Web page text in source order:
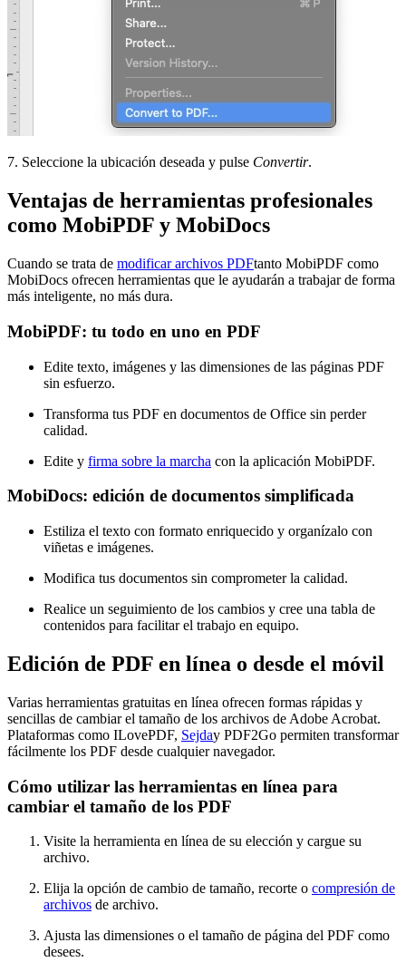
7. Seleccione la ubicación deseada y pulse Convertir.
Ventajas de herramientas profesionales
como MobiPDF y MobiDocs
Cuando se trata de modificar archivos PDFtanto MobiPDF como
MobiDocs ofrecen herramientas que le ayudarán a trabajar de forma
más inteligente, no más dura.
MobiPDF: tu todo en uno en PDF
Edite texto, imágenes y las dimensiones de las páginas PDF
sin esfuerzo.
Transforma tus PDF en documentos de Office sin perder
calidad.
Edite y firma sobre la marcha con la aplicación MobiPDF.
MobiDocs: edición de documentos simplificada
Estiliza el texto con formato enriquecido y organízalo con
viñetas e imágenes.
Modifica tus documentos sin comprometer la calidad.
Realice un seguimiento de los cambios y cree una tabla de
contenidos para facilitar el trabajo en equipo.
Edición de PDF en línea o desde el móvil
Varias herramientas gratuitas en línea ofrecen formas rápidas y
sencillas de cambiar el tamaño de los archivos de Adobe Acrobat.
Plataformas como ILovePDF, Sejday PDF2Go permiten transformar
fácilmente los PDF desde cualquier navegador.
Cómo utilizar las herramientas en línea para
cambiar el tamaño de los PDF
Visite la herramienta en línea de su elección y cargue su
archivo.
Elija la opción de cambio de tamaño, recorte o compresión de
archivos de archivo.
Ajusta las dimensiones o el tamaño de página del PDF como
desees.